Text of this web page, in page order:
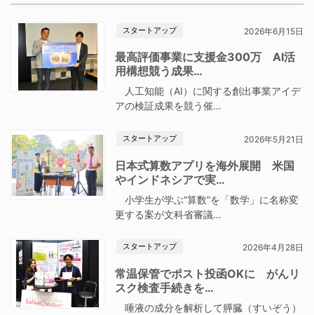
スタートアップ 2026年6月15日
最高評価事業に支援金300万 AI活
用構想競う成果…
人工知能（AI）に関する創出事業アイデ
アの検証成果を競う催…
スタートアップ 2026年5月21日
日本式算数アプリを海外展開 米国
やインドネシアで実…
小学生が学ぶ“算数”を「数学」に名称変
更する案が文科省審議…
スタートアップ 2026年4月28日
常温保管でポスト投函OKに がんリ
スク検査手続きを…
唾液の成分を解析して膵臓（すいぞう）